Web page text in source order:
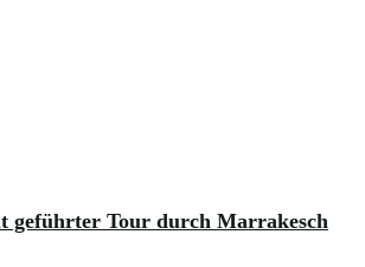
geführter Tour durch Marrakesch